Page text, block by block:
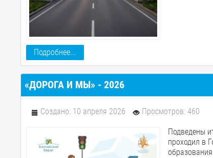
Подробнее...
«ДОРОГА И МЫ» - 2026
Создано: 10 апреля 2026 Просмотров: 460
Подведены
проходил в